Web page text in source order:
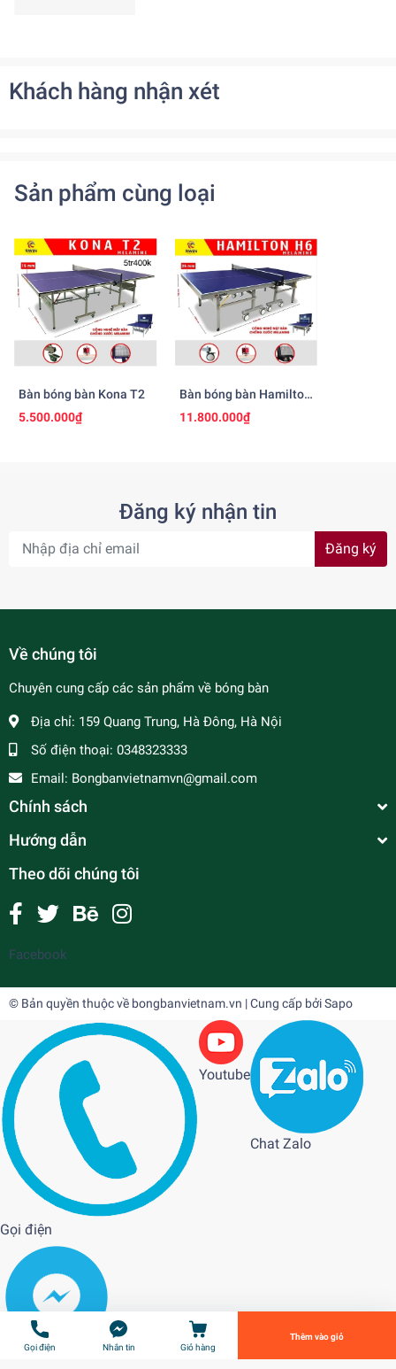
Khách hàng nhận xét
Sản phẩm cùng loại
Bàn bóng bàn Kona T2
5.500.000₫
Bàn bóng bàn Hamilton
H6
11.800.000₫
Đăng ký nhận tin
Đăng ký
Về chúng tôi
Chuyên cung cấp các sản phẩm về bóng bàn
Địa chỉ: 159 Quang Trung, Hà Đông, Hà Nội
Số điện thoại: 0348323333
Email: Bongbanvietnamvn@gmail.com
Chính sách
Hướng dẫn
Theo dõi chúng tôi
Facebook
© Bản quyền thuộc về bongbanvietnam.vn | Cung cấp bởiSapo
Gọi điện
Youtube
Chat Zalo
Bàn bóng bàn Clever T8
8.200.000₫
Tiến Hành Thanh Toán
Gọi điện Nhắn tin Giỏ hàng
Thêm vào giỏ